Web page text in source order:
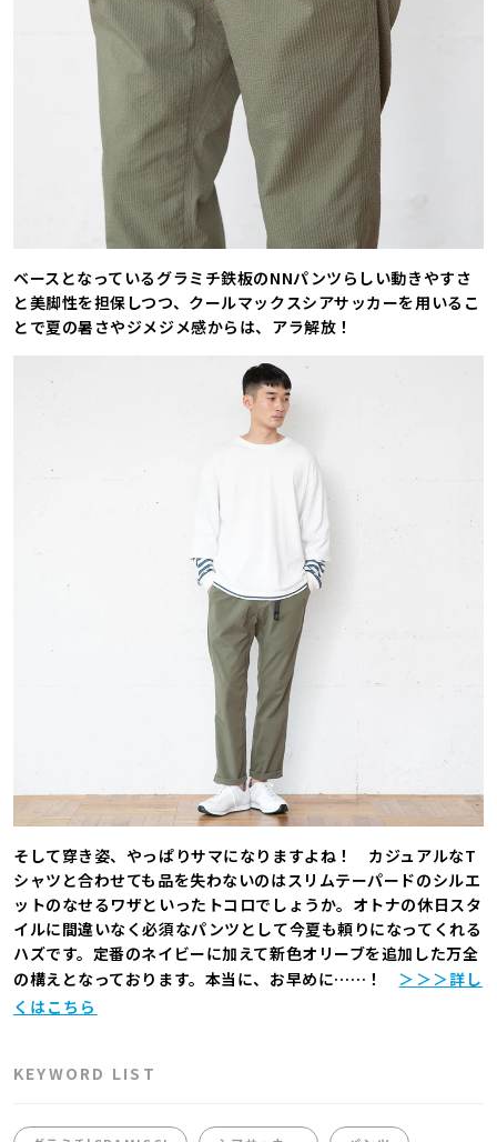
ベースとなっているグラミチ鉄板のNNパンツらしい動きやすさ
と美脚性を担保しつつ、クールマックスシアサッカーを用いるこ
とで夏の暑さやジメジメ感からは、アラ解放！
そして穿き姿、やっぱりサマになりますよね！ カジュアルなT
シャツと合わせても品を失わないのはスリムテーパードのシルエ
ットのなせるワザといったトコロでしょうか。オトナの休日スタ
イルに間違いなく必須なパンツとして今夏も頼りになってくれる
ハズです。定番のネイビーに加えて新色オリーブを追加した万全
の構えとなっております。本当に、お早めに……！ ＞＞＞詳し
くはこちら
KEYWORD LIST